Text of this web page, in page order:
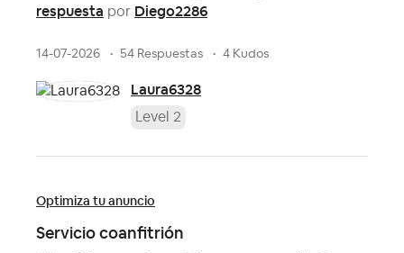
respuesta por Diego2286
14-07-2026 54 Respuestas 4 Kudos
Laura6328
Level 2
Optimiza tu anuncio
Servicio coanfitrión